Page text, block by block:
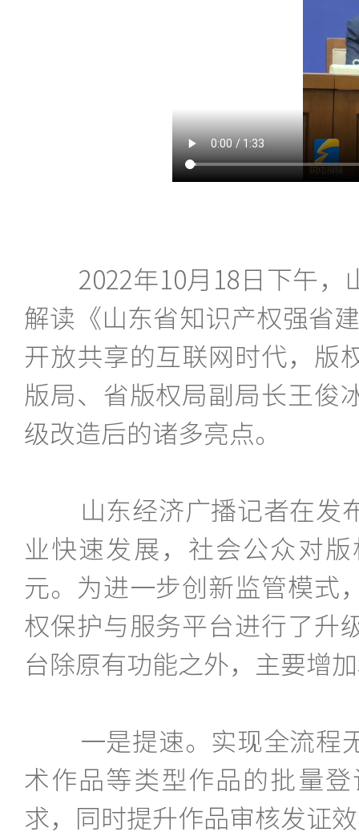
2022年10月18日下午，
解读《山东省知识产权强省
开放共享的互联网时代，版
版局、省版权局副局长王俊
级改造后的诸多亮点。
山东经济广播记者在发
业快速发展，社会公众对
元。为进一步创新监管模式
权保护与服务平台进行了升
台除原有功能之外，主要增
一是提速。实现全流程
术作品等类型作品的批量
求，同时提升作品审核发证